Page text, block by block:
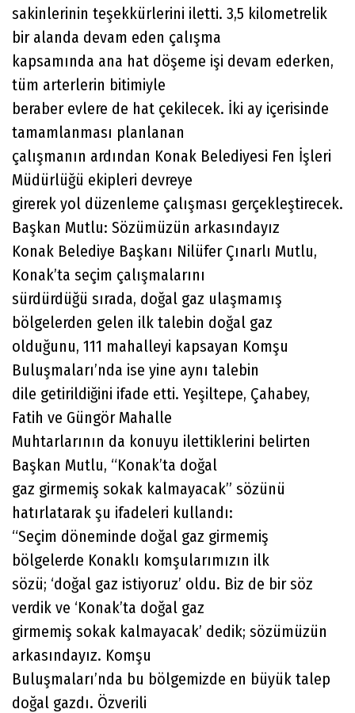
sakinlerinin teşekkürlerini iletti. 3,5 kilometrelik
bir alanda devam eden çalışma
kapsamında ana hat döşeme işi devam ederken,
tüm arterlerin bitimiyle
beraber evlere de hat çekilecek. İki ay içerisinde
tamamlanması planlanan
çalışmanın ardından Konak Belediyesi Fen İşleri
Müdürlüğü ekipleri devreye
girerek yol düzenleme çalışması gerçekleştirecek.
Başkan Mutlu: Sözümüzün arkasındayız
Konak Belediye Başkanı Nilüfer Çınarlı Mutlu,
Konak’ta seçim çalışmalarını
sürdürdüğü sırada, doğal gaz ulaşmamış
bölgelerden gelen ilk talebin doğal gaz
olduğunu, 111 mahalleyi kapsayan Komşu
Buluşmaları’nda ise yine aynı talebin
dile getirildiğini ifade etti. Yeşiltepe, Çahabey,
Fatih ve Güngör Mahalle
Muhtarlarının da konuyu ilettiklerini belirten
Başkan Mutlu, “Konak’ta doğal
gaz girmemiş sokak kalmayacak” sözünü
hatırlatarak şu ifadeleri kullandı:
“Seçim döneminde doğal gaz girmemiş
bölgelerde Konaklı komşularımızın ilk
sözü; ‘doğal gaz istiyoruz’ oldu. Biz de bir söz
verdik ve ‘Konak’ta doğal gaz
girmemiş sokak kalmayacak’ dedik; sözümüzün
arkasındayız. Komşu
Buluşmaları’nda bu bölgemizde en büyük talep
doğal gazdı. Özverili